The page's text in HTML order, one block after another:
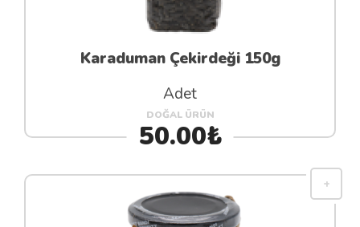
Karaduman Çekirdeği 150g
Adet
DOĞAL ÜRÜN
50.00₺